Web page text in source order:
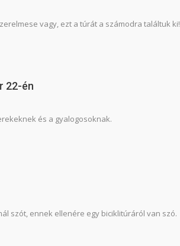
vagy, ezt a túrát a számodra találtuk ki!
22-én
és a gyalogosoknak.
szót, ennek ellenére egy biciklitúráról van szó.